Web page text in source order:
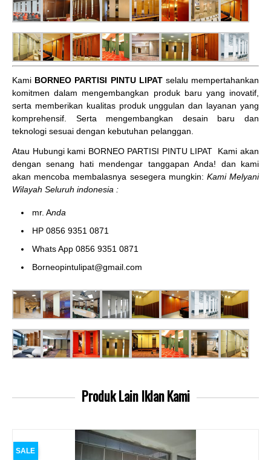
Kami BORNEO PARTISI PINTU LIPATselalu mempertahankan
komitmen dalam mengembangkan produk baru yang inovatif,
serta memberikan kualitas produk unggulan dan layanan yang
komprehensif. Serta mengembangkan desain baru dan
teknologi sesuai dengan kebutuhan pelanggan.
Atau Hubungi kami BORNEO PARTISI PINTU LIPAT
Kami akan
dengan senang hati mendengar tanggapan Anda! dan kami
akan mencoba membalasnya sesegera mungkin: Kami Melyani
Wilayah Seluruh indonesia :
mr. Anda
HP 0856 9351 0871
Whats App 0856 9351 0871
Borneopintulipat@gmail.com
Produk LainIklan Kami
SALE